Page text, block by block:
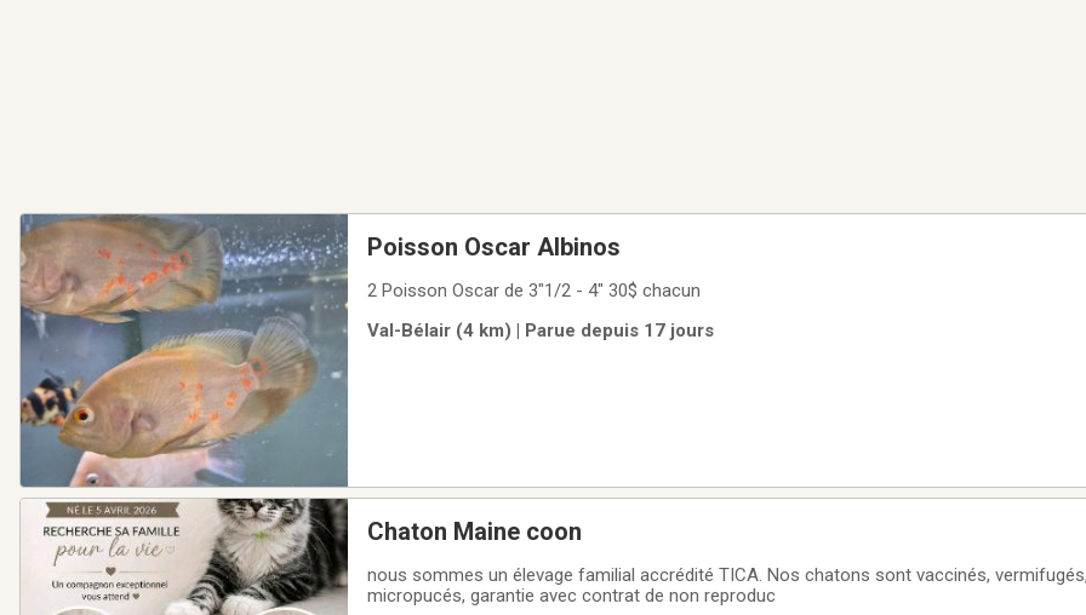
Poisson Oscar Albinos
2 Poisson Oscar de 3"1/2 - 4" 30$ chacun
Val-Bélair (4 km) | Parue depuis 17 jours
Chaton Maine coon
nous sommes un élevage familial accrédité TICA. Nos chatons sont vaccinés,
micropucés, garantie avec contrat de non reproduc